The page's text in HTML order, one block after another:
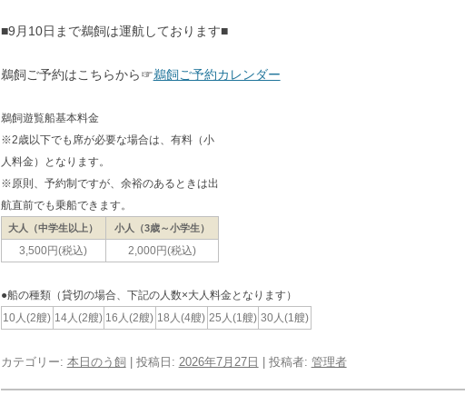
■9月10日まで鵜飼は運航しております■
鵜飼ご予約はこちらから☞鵜飼ご予約カレンダー
鵜飼遊覧船基本料金
※2歳以下でも席が必要な場合は、有料（小
人料金）となります。
※原則、予約制ですが、余裕のあるときは出
航直前でも乗船できます。
大人（中学生以上） 小人（3歳～小学生）
3,500円(税込) 2,000円(税込)
●船の種類（貸切の場合、下記の人数×大人料金となります）
10人(2艘) 14人(2艘) 16人(2艘) 18人(4艘) 25人(1艘) 30人(1艘)
カテゴリー: 本日のう飼 | 投稿日: 2026年7月27日 投稿者: 管理者